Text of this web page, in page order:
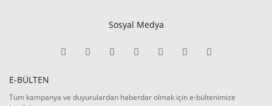
Sosyal Medya
E-BÜLTEN
Tüm kampanya ve duyurulardan haberdar olmak için e-bültenimize